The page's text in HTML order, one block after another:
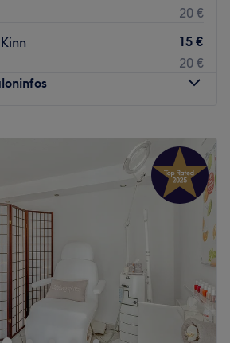
20 €
15 €
20 €
Geschlossen
13:00
20:00
Geschlossen
20:00
10:00 –
stilvolle Salon jina.Kosmetik alles,
brauchst.Egal ob eine
Wimpernbehandlungen oder
hier kannst du dich entspannt